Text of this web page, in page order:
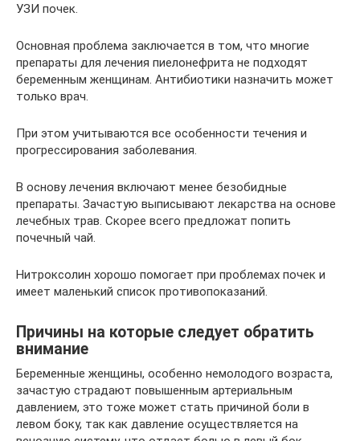
УЗИ почек.
Основная проблема заключается в том, что многие
препараты для лечения пиелонефрита не подходят
беременным женщинам. Антибиотики назначить может
только врач.
При этом учитываются все особенности течения и
прогрессирования заболевания.
В основу лечения включают менее безобидные
препараты. Зачастую выписывают лекарства на основе
лечебных трав. Скорее всего предложат попить
почечный чай.
Нитроксолин хорошо помогает при проблемах почек и
имеет маленький список противопоказаний.
Причины на которые следует обратить
внимание
Беременные женщины, особенно немолодого возраста,
зачастую страдают повышенным артериальным
давлением, это тоже может стать причиной боли в
левом боку, так как давление осуществляется на